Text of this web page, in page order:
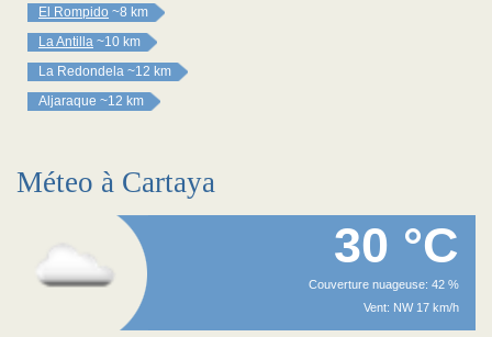
El Rompido ~8 km
La Antilla ~10 km
La Redondela ~12 km
Aljaraque ~12 km
Méteo à Cartaya
30 °C
Couverture nuageuse: 42 %
Vent: NW 17 km/h